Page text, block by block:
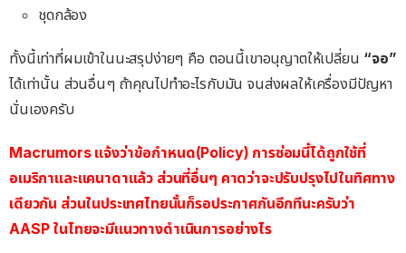
ชุดกล้อง
ทั้งนี้เท่าที่ผมเข้าในนะสรุปง่ายๆ คือ ตอนนี้เขาอนุญาตให้เปลี่ยน “จอ”
ได้เท่านั้น ส่วนอื่นๆ ถ้าคุณไปทำอะไรกับมัน จนส่งผลให้เครื่องมีปัญหา
นั่นเองครับ
Macrumors แจ้งว่าข้อกำหนด(Policy) การซ่อมนี้ได้ถูกใช้ที่
อเมริกาและแคนาดาแล้ว ส่วนที่อื่นๆ คาดว่าจะปรับปรุงไปในทิศทาง
เดียวกัน ส่วนในประเทศไทยนั้นก็รอประกาศกันอีกทีนะครับว่า
AASP ในไทยจะมีแนวทางดำเนินการอย่างไร